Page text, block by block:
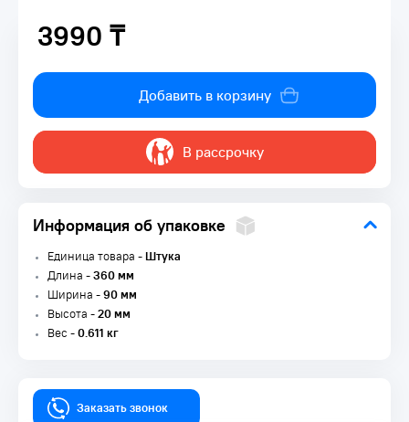
3990 ₸
3990 ₸
Добавить в корзину
В рассрочку
Информация об упаковке
Единица товара -Штука
Длина -360 мм
Ширина -90 мм
Высота -20 мм
Вес -0.611 кг
Заказать звонок